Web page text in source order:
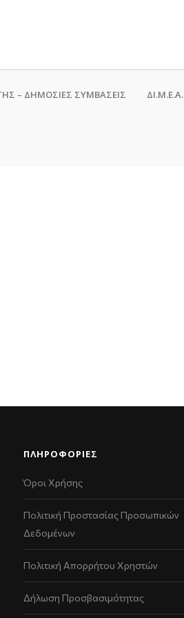
– ΔΗΜΟΣΙΕΣ ΣΥΜΒΑΣΕΙΣ ΔΙ.Μ.Ε.Α.
ΠΛΗΡΟΦΟΡΙΕΣ
Όροι Χρήσης
Πολιτική Προστασίας Προσωπικών
Δεδομένων
Πολιτική Απορρήτου Χρηστών
Δήλωση Προσβασιμότητας